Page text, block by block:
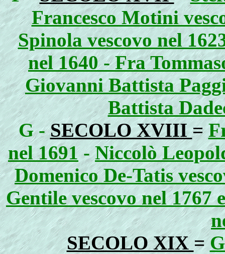
Francesco Motini
Spinola vescovo nel
nel 1640 - Fra
Giovanni Battista
Battista
G -SECOLO XVIII=
nel 1691-Niccolò
Domenico De-Tatis
Gentile vescovo nel 1767
SECOLO XIX=